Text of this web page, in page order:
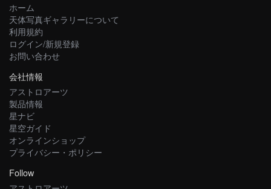
ホーム
天体写真ギャラリーについて
利用規約
ログイン/新規登録
お問い合わせ
会社情報
アストロアーツ
製品情報
星ナビ
星空ガイド
オンラインショップ
プライバシー・ポリシー
Follow